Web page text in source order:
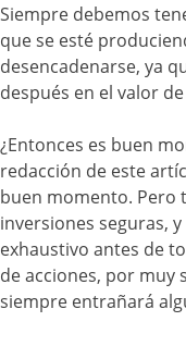
Siempre debemos
que se esté
desencadenarse, ya
después en el valor
¿Entonces es buen
redacción de este
buen momento. Pero
inversiones seguras,
exhaustivo antes de
de acciones, por muy
siempre entrañará